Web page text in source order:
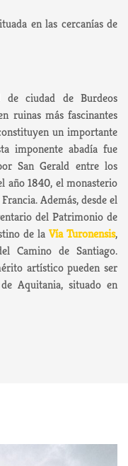
en las cercanías de
ciudad de Burdeos
ruinas más fascinantes
un importante
imponente abadía fue
San Gerald entre los
año 1840, el monasterio
Además, desde el
del Patrimonio de
de la Vía Turonensis,
Camino de Santiago.
artístico pueden ser
Aquitania, situado en